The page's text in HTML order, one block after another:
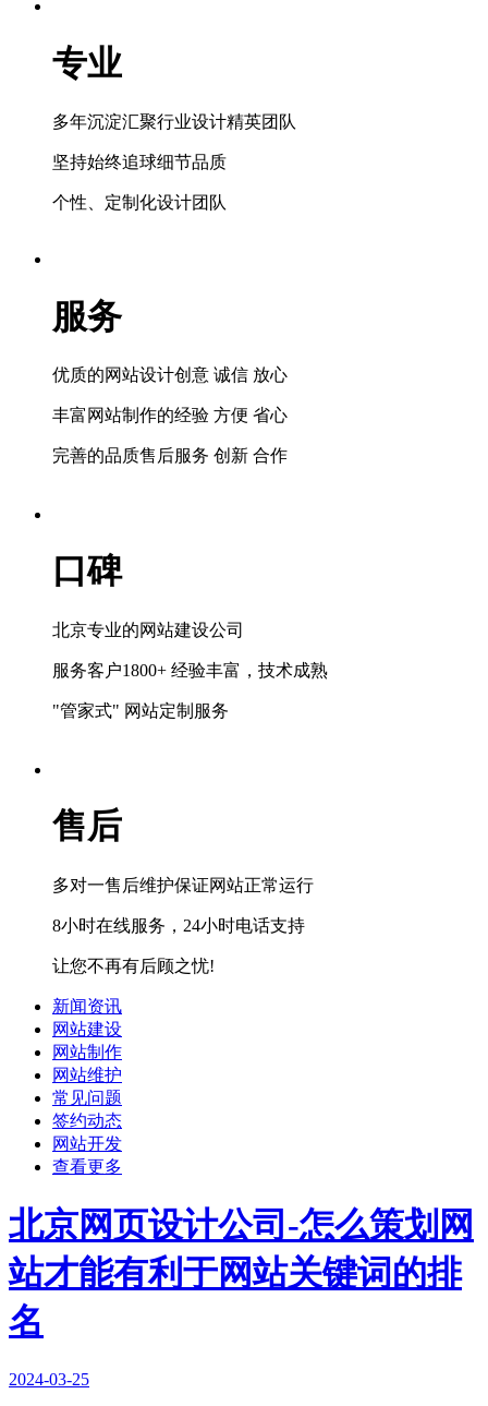
专业
多年沉淀汇聚行业设计精英团队
坚持始终追球细节品质
个性、定制化设计团队
服务
优质的网站设计创意 诚信 放心
丰富网站制作的经验 方便 省心
完善的品质售后服务 创新 合作
口碑
北京专业的网站建设公司
服务客户1800+ 经验丰富，技术成熟
"管家式" 网站定制服务
售后
多对一售后维护保证网站正常运行
8小时在线服务，24小时电话支持
让您不再有后顾之忧!
新闻资讯
网站建设
网站制作
网站维护
常见问题
签约动态
网站开发
查看更多
北京网页设计公司-怎么策划网
站才能有利于网站关键词的排
名
2024-03-25